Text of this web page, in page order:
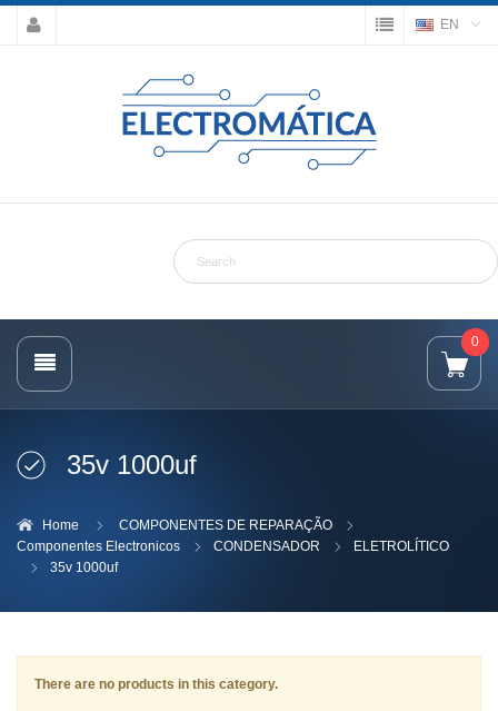
EN
0
35v 1000uf
Home
COMPONENTES DE REPARAÇÃO
Componentes Electronicos
CONDENSADOR
ELETROLÍTICO
35v 1000uf
There are no products in this category.